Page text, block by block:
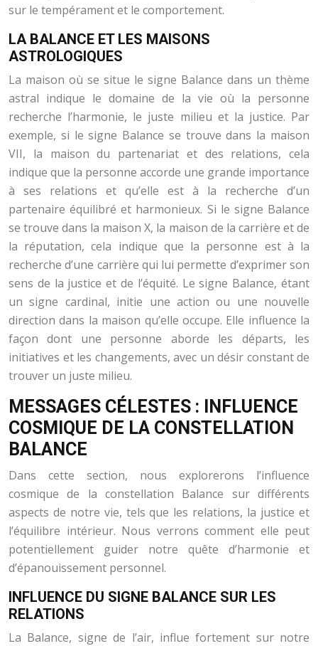
sur le tempérament et le comportement.
LA BALANCE ET LES MAISONS
ASTROLOGIQUES
La maison où se situe le signe Balance dans un thème
astral indique le domaine de la vie où la personne
recherche l’harmonie, le juste milieu et la justice. Par
exemple, si le signe Balance se trouve dans la maison
VII, la maison du partenariat et des relations, cela
indique que la personne accorde une grande importance
à ses relations et qu’elle est à la recherche d’un
partenaire équilibré et harmonieux. Si le signe Balance
se trouve dans la maison X, la maison de la carrière et de
la réputation, cela indique que la personne est à la
recherche d’une carrière qui lui permette d’exprimer son
sens de la justice et de l’équité. Le signe Balance, étant
un signe cardinal, initie une action ou une nouvelle
direction dans la maison qu’elle occupe. Elle influence la
façon dont une personne aborde les départs, les
initiatives et les changements, avec un désir constant de
trouver un juste milieu.
MESSAGES CÉLESTES : INFLUENCE
COSMIQUE DE LA CONSTELLATION
BALANCE
Dans cette section, nous explorerons l’influence
cosmique de la constellation Balance sur différents
aspects de notre vie, tels que les relations, la justice et
l’équilibre intérieur. Nous verrons comment elle peut
potentiellement guider notre quête d’harmonie et
d’épanouissement personnel.
INFLUENCE DU SIGNE BALANCE SUR LES
RELATIONS
La Balance, signe de l’air, influe fortement sur notre